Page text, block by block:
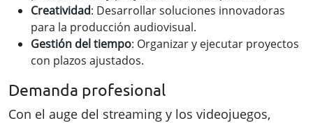
Creatividad: Desarrollar soluciones innovadoras
para la producción audiovisual.
Gestión del tiempo: Organizar y ejecutar proyectos
con plazos ajustados​.
Demanda profesional
Con el auge del streaming y los videojuegos,